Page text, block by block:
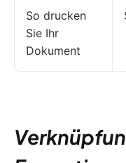
So drucken
Sie Ihr
Dokument